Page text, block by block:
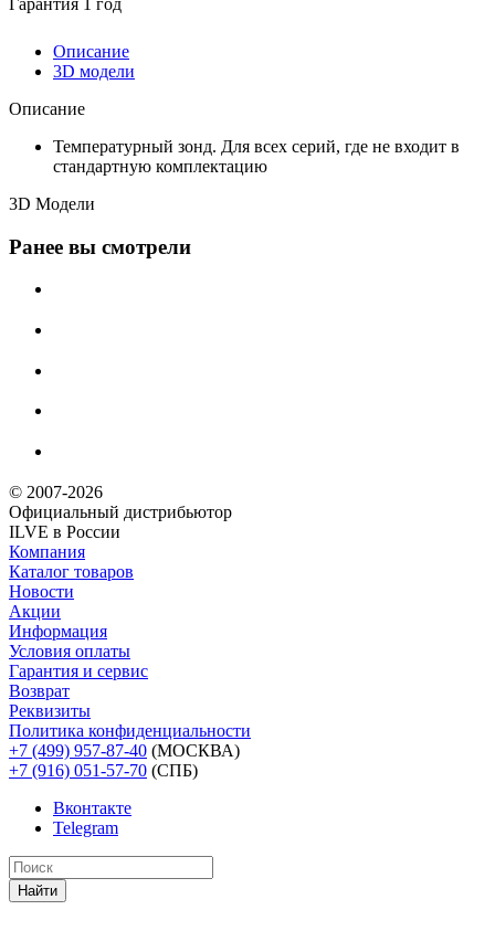
Описание
3D модели
Описание
Температурный зонд. Для всех серий, где не входит в
стандартную комплектацию
3D Модели
Ранее вы смотрели
© 2007-2026
Официальный дистрибьютoр
ILVE в России
Компания
Каталог товаров
Новости
Акции
Информация
Условия оплаты
Гарантия и сервис
Возврат
Реквизиты
Политика конфиденциальности
+7 (499) 957-87-40 (МОСКВА)
+7 (916) 051-57-70 (СПБ)
Вконтакте
Telegram
Найти